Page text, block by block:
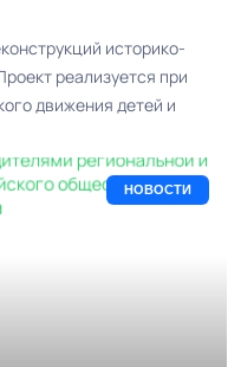
историко-
реализуется при
движения детей и
НОВОСТИ